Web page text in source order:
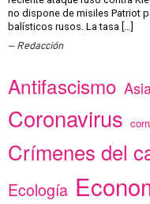
no dispone de misiles Patriot
balísticos rusos. La tasa […]
Redacción
Antifascismo
Coronavirus
Crímenes del
Ecología